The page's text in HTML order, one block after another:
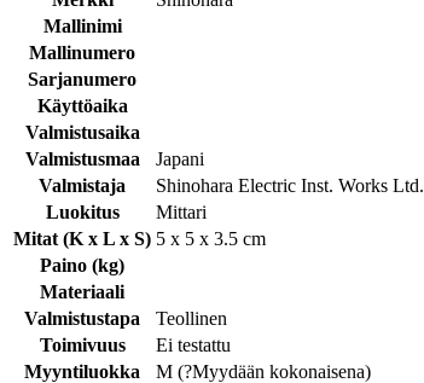
Mallinimi
Mallinumero
Sarjanumero
Käyttöaika
Valmistusaika
Valmistusmaa
Japani
Valmistaja
Shinohara Electric Inst. Works Ltd.
Luokitus
Mittari
Mitat (K x L x S) 5 x 5 x 3.5 cm
Paino (kg)
Materiaali
Valmistustapa
Teollinen
Toimivuus
Ei testattu
Myyntiluokka
M (?Myydään kokonaisena)